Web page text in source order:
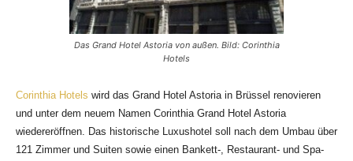
Das Grand Hotel Astoria von außen. Bild: Corinthia
Hotels
Corinthia Hotels wird das Grand Hotel Astoria in Brüssel renovieren
und unter dem neuem Namen Corinthia Grand Hotel Astoria
wiedereröffnen. Das historische Luxushotel soll nach dem Umbau über
121 Zimmer und Suiten sowie einen Bankett-, Restaurant- und Spa-